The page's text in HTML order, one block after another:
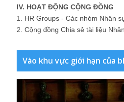
IV. HOẠT ĐỘNG CỘNG ĐỒNG
1. HR Groups - Các nhóm Nhân
2. Cộng đồng Chia sẻ tài liệu
Vào khu vực giới hạn của